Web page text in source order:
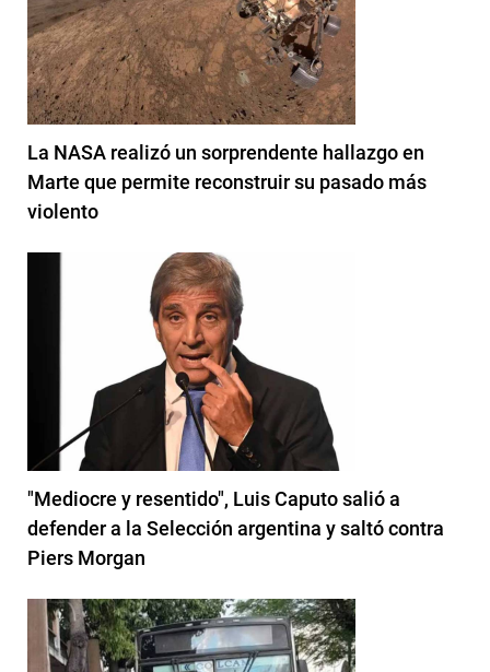
La NASA realizó un sorprendente hallazgo en
Marte que permite reconstruir su pasado más
violento
"Mediocre y resentido", Luis Caputo salió a
defender a la Selección argentina y saltó contra
Piers Morgan